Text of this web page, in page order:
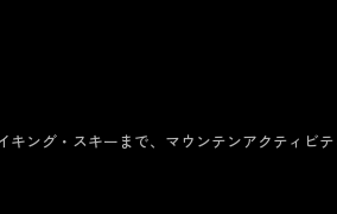
ング・スキーまで、マウンテンアクティビ